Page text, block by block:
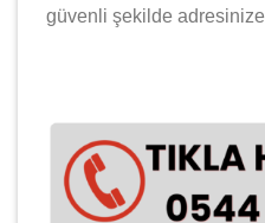
güvenli şekilde adresinize